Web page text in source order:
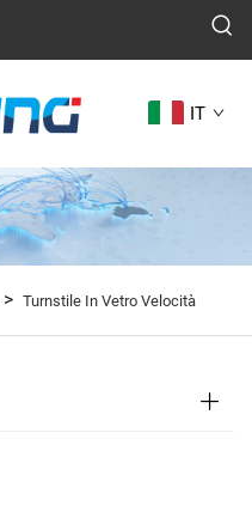
IT
> Turnstile In Vetro Velocità